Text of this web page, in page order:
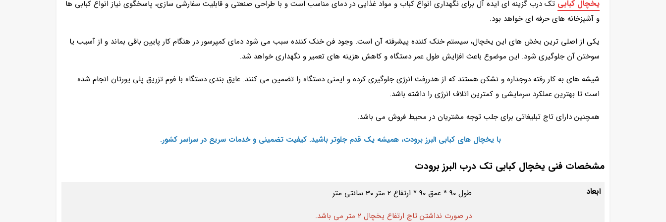
یخچال کبابی تک درب گزینه‌ ای ایده‌ آل برای نگهداری انواع کباب و مواد غذایی در دمای مناسب است و با طراحی صنعتی و قابلیت سفارشی‌ سازی، پاسخگوی نیاز انواع کبابی‌ ها
و آشپزخانه‌ های حرفه‌ ای خواهد بود.
یکی از اصلی‌ ترین بخش‌ های این یخچال، سیستم خنک‌ کننده پیشرفته آن است. وجود فن خنک‌ کننده سبب می‌ شود دمای کمپرسور در هنگام کار پایین باقی بماند و از آسیب یا
سوختن آن جلوگیری شود. این موضوع باعث افزایش طول عمر دستگاه و کاهش هزینه‌ های تعمیر و نگهداری خواهد شد.
شیشه‌ های به‌ کار رفته دوجداره و نشکن هستند که از هدررفت انرژی جلوگیری کرده و ایمنی دستگاه را تضمین می‌ کنند. عایق‌ بندی دستگاه با فوم تزریق پلی یورتان انجام شده
است تا بهترین عملکرد سرمایشی و کمترین اتلاف انرژی را داشته باشد.
همچنین دارای تاج تبلیغاتی برای جلب توجه مشتریان در محیط فروش می باشد.
با یخچال‌ های کبابی البرز برودت، همیشه یک قدم جلوتر باشید. کیفیت تضمینی و خدمات سریع در سراسر کشور.
مشخصات فنی یخچال کبابی تک درب البرز برودت
ابعاد
طول 90 * عمق 90 * ارتفاع 2 متر 30 سانتی متر
در صورت نداشتن تاج ارتفاع یخچال 2 متر می باشد.